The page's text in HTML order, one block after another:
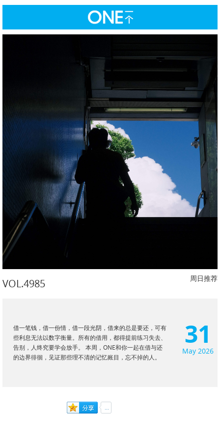
VOL.4985 周日推荐
借一笔钱，借一份情，借一段光阴，借来的总是要还，可有
些利息无法以数字衡量。所有的借用，都得提前练习失去、
告别，人终究要学会放手。 本周，ONE和你一起在借与还
的边界徘徊，见证那些理不清的记忆账目，忘不掉的人。
31
May 2026